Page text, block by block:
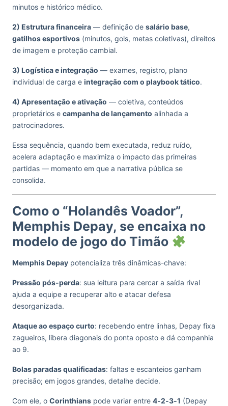
minutos e histórico médico.
2) Estrutura financeira — definição de salário base,
gatilhos esportivos (minutos, gols, metas coletivas), direitos
de imagem e proteção cambial.
3) Logística e integração — exames, registro, plano
individual de carga e integração com o playbook tático.
4) Apresentação e ativação — coletiva, conteúdos
proprietários e campanha de lançamento alinhada a
patrocinadores.
Essa sequência, quando bem executada, reduz ruído,
acelera adaptação e maximiza o impacto das primeiras
partidas — momento em que a narrativa pública se
consolida.
Como o “Holandês Voador”,
Memphis Depay, se encaixa no
modelo de jogo do Timão
Memphis Depay potencializa três dinâmicas-chave:
Pressão pós-perda: sua leitura para cercar a saída rival
ajuda a equipe a recuperar alto e atacar defesa
desorganizada.
Ataque ao espaço curto: recebendo entre linhas, Depay fixa
zagueiros, libera diagonais do ponta oposto e dá companhia
ao 9.
Bolas paradas qualificadas: faltas e escanteios ganham
precisão; em jogos grandes, detalhe decide.
Com ele, o Corinthians pode variar entre 4‑2‑3‑1 (Depay